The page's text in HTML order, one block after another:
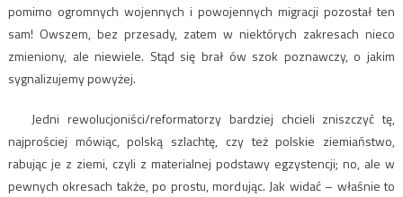
pomimo ogromnych wojennych i powojennych migracji pozostał ten
sam! Owszem, bez przesady, zatem w niektórych zakresach nieco
zmieniony, ale niewiele. Stąd się brał ów szok poznawczy, o jakim
sygnalizujemy powyżej.
Jedni rewolucjoniści/reformatorzy bardziej chcieli zniszczyć tę,
najprościej mówiąc, polską szlachtę, czy też polskie ziemiaństwo,
rabując je z ziemi, czyli z materialnej podstawy egzystencji; no, ale w
pewnych okresach także, po prostu, mordując. Jak widać – właśnie to